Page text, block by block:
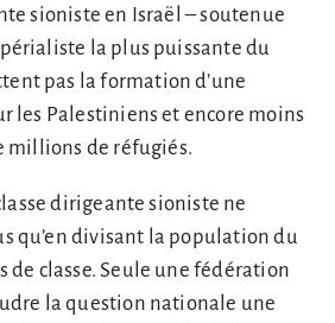
sioniste en Israël – soutenue
la plus puissante du
pas la formation d’une
les Palestiniens et encore moins
millions de réfugiés.
dirigeante sioniste ne
qu’en divisant la population du
de classe. Seule une fédération
la question nationale une